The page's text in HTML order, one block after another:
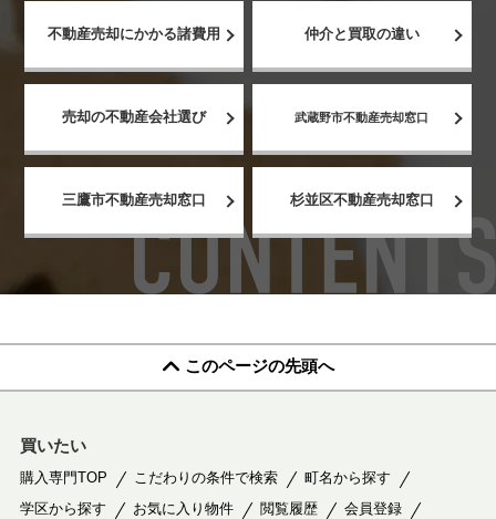
不動産売却にかかる諸費用 仲介と買取の違い
売却の不動産会社選び 武蔵野市不動産売却窓口
三鷹市不動産売却窓口 杉並区不動産売却窓口
このページの先頭へ
買いたい
購入専門TOP こだわりの条件で検索
町名から探す
学区から探す
お気に入り物件 閲覧履歴
会員登録